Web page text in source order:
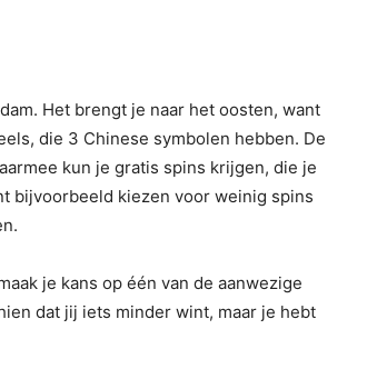
Het brengt je naar het oosten, want
die 3 Chinese symbolen hebben. De
kun je gratis spins krijgen, die je
bijvoorbeeld kiezen voor weinig spins
je kans op één van de aanwezige
dat jij iets minder wint, maar je hebt